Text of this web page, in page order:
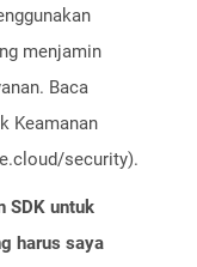
menjamin
Baca
Keamanan
security).
SDK untuk
harus saya